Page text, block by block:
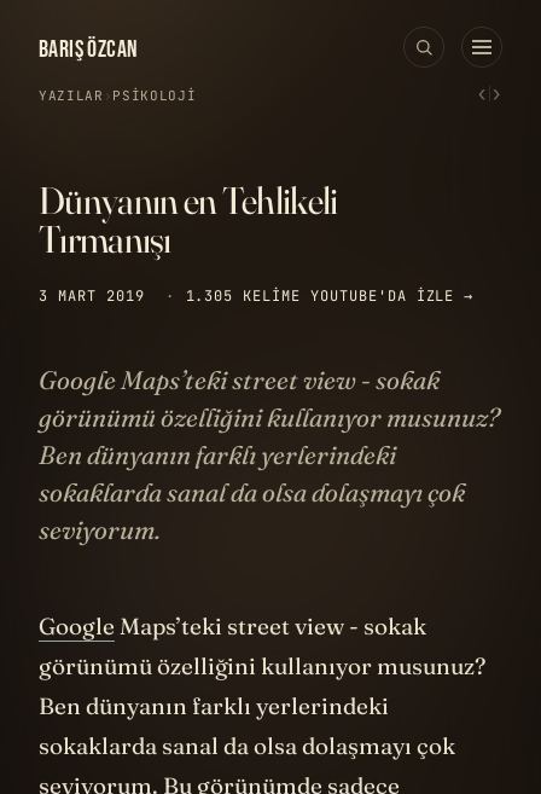
BARIŞ ÖZCAN
YAZILAR › PSIKOLOJI ‹ ›
Dünyanın en Tehlikeli
Tırmanışı
3 MART 2019 · 1.305 KELIME YOUTUBE'DA IZLE →
Google Maps’teki street view - sokak
görünümü özelliğini kullanıyor musunuz?
Ben dünyanın farklı yerlerindeki
sokaklarda sanal da olsa dolaşmayı çok
seviyorum.
Google Maps’teki street view - sokak
görünümü özelliğini kullanıyor musunuz?
Ben dünyanın farklı yerlerindeki
sokaklarda sanal da olsa dolaşmayı çok
seviyorum. Bu görünümde sadece